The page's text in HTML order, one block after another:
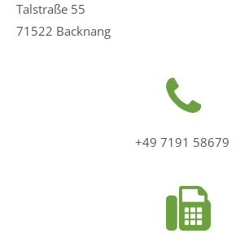
Talstraße 55
71522 Backnang
+49 7191 58679